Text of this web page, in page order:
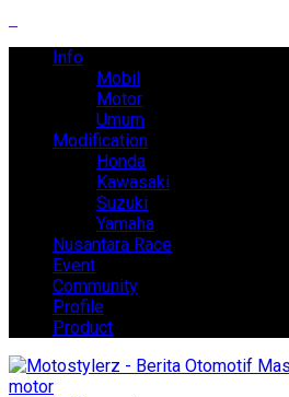
Info
Mobil
Motor
Umum
Modification
Honda
Kawasaki
Suzuki
Yamaha
Nusantara Race
Event
Community
Profile
Product